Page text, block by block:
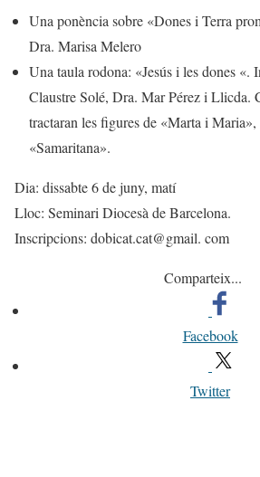
Una ponència sobre «Dones i Terra
Dra. Marisa Melero
Una taula rodona: «Jesús i les dones
Claustre Solé, Dra. Mar Pérez i Llicda.
tractaran les figures de «Marta i
«Samaritana».
Dia: dissabte 6 de juny, matí
Lloc: Seminari Diocesà de Barcelona.
Inscripcions: dobicat.cat@gmail. com
Comparteix...
Facebook
Twitter